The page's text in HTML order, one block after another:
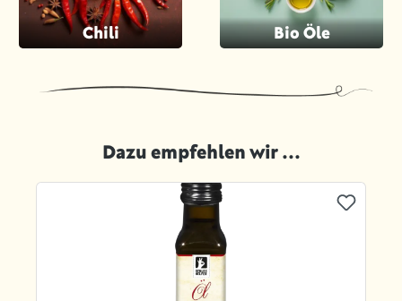
Chili Bio Öle
Dazu empfehlen wir ...
Produktgalerie überspringen